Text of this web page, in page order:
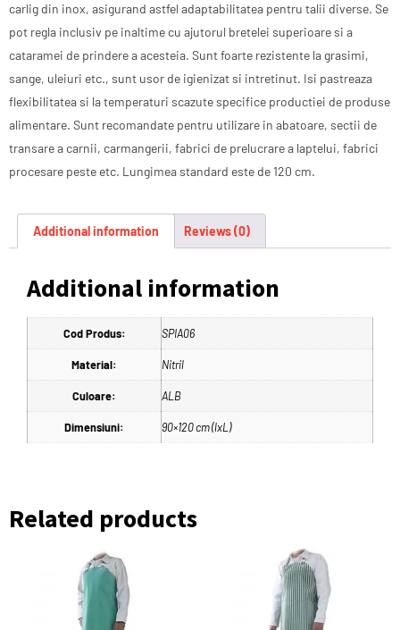
carlig din inox, asigurand astfel adaptabilitatea pentru talii diverse. Se
pot regla inclusiv pe inaltime cu ajutorul bretelei superioare si a
cataramei de prindere a acesteia. Sunt foarte rezistente la grasimi,
sange, uleiuri etc., sunt usor de igienizat si intretinut. Isi pastreaza
flexibilitatea si la temperaturi scazute specifice productiei de produse
alimentare. Sunt recomandate pentru utilizare in abatoare, sectii de
transare a carnii, carmangerii, fabrici de prelucrare a laptelui, fabrici
procesare peste etc. Lungimea standard este de 120 cm.
Additional information Reviews (0)
Additional information
Cod Produs: SPIA06
Material: Nitril
Culoare: ALB
Dimensiuni: 90×120 cm (lxL)
Related products